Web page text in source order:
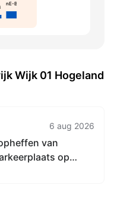
nE-B
Wijk 01 Hogeland
6 aug 2026
van
op